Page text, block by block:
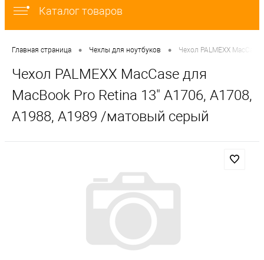
Каталог товаров
Главная страница • Чехлы для ноутбуков • Чехол PALMEXX
Чехол PALMEXX MacCase для
MacBook Pro Retina 13" A1706, A1708,
A1988, A1989 /матовый серый